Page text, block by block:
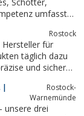
Rostock
Hersteller für
täglich dazu
wie See-
|
Rostock-
Warnemünde